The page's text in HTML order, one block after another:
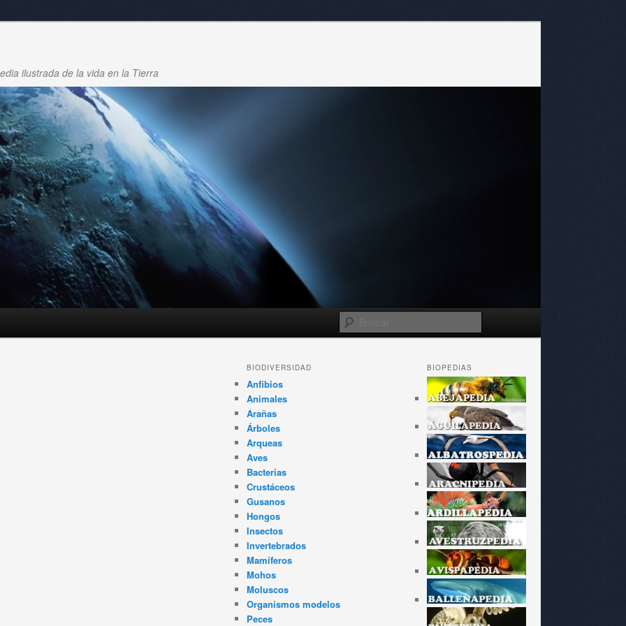
ilustrada de la vida en la Tierra
Navegador
de
artículos
BIOPEDIAS
BIODIVERSIDAD
Anfibios
Animales
Arañas
Árboles
Arqueas
Aves
Bacterias
Crustáceos
Gusanos
Hongos
Insectos
Invertebrados
Mamíferos
Mohos
Moluscos
Organismos modelos
Peces